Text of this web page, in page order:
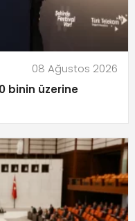
08 Ağustos 2026
binin üzerine